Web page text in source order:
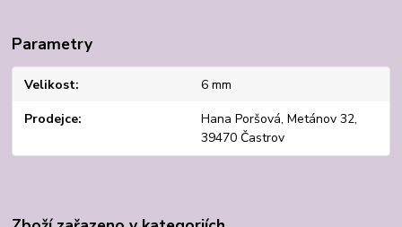
Parametry
Velikost 6 mm
Prodejce
Hana Poršová, Metánov 32,
39470 Častrov